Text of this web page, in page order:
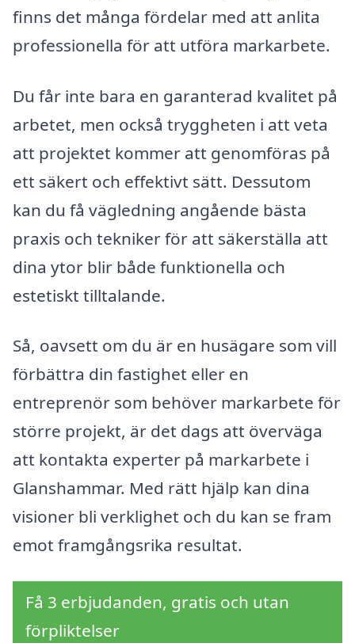
finns det många fördelar med att anlita
professionella för att utföra markarbete.
Du får inte bara en garanterad kvalitet på
arbetet, men också tryggheten i att veta
att projektet kommer att genomföras på
ett säkert och effektivt sätt. Dessutom
kan du få vägledning angående bästa
praxis och tekniker för att säkerställa att
dina ytor blir både funktionella och
estetiskt tilltalande.
Så, oavsett om du är en husägare som vill
förbättra din fastighet eller en
entreprenör som behöver markarbete för
större projekt, är det dags att överväga
att kontakta experter på markarbete i
Glanshammar. Med rätt hjälp kan dina
visioner bli verklighet och du kan se fram
emot framgångsrika resultat.
Få 3 erbjudanden, gratis och utan
förpliktelser